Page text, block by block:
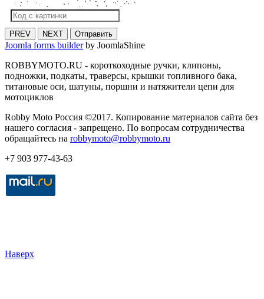
PREV NEXT Отправить
Joomla forms builderby JoomlaShine
ROBBYMOTO.RU - короткоходные ручки, клипоны,
подножки, подкаты, траверсы, крышки топливного бака,
титановые оси, шатуны, поршни и натяжители цепи для
мотоциклов
Robby Moto Россия ©2017. Копирование материалов сайта без
нашего согласия - запрещено. По вопросам сотрудничества
обращайтесь на robbymoto@robbymoto.ru
+7 903 977-43-63
Наверх